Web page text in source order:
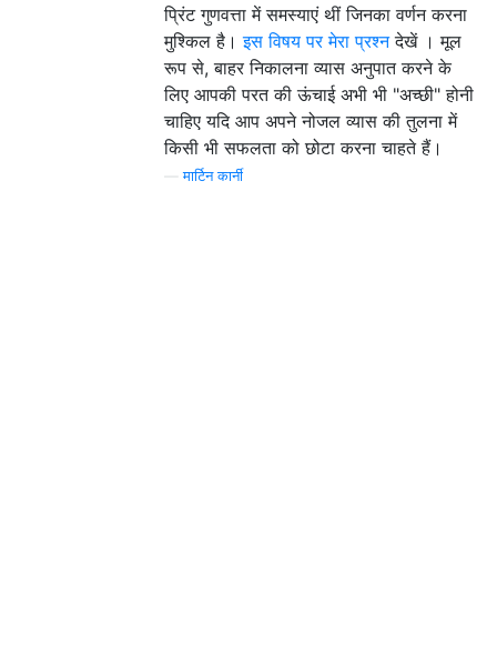
प्रिंट गुणवत्ता में समस्याएं थीं जिनका वर्णन करना
मुश्किल है।इस विषय पर मेरा प्रश्नदेखें । मूल
रूप से, बाहर निकालना व्यास अनुपात करने के
लिए आपकी परत की ऊंचाई अभी भी "अच्छी" होनी
चाहिए यदि आप अपने नोजल व्यास की तुलना में
किसी भी सफलता को छोटा करना चाहते हैं।
—मार्टिन कार्नी